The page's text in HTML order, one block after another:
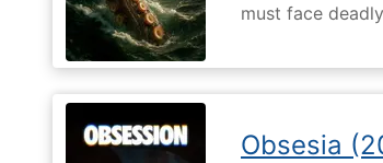
must face
Obsesia